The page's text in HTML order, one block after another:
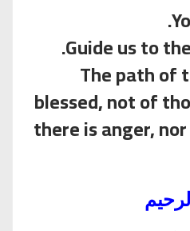
7 - The path
blessed, not of
there is anger,